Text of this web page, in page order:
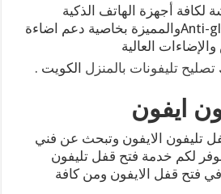
لكافة أجهزة الهاتف الذكية
والتابلت من نوع Anti-glareوالمميزة بخاصية دعم اضاءة
العالية
تصليح تليفونات بالمنزل الكويت .
ايفون
تليفون الايفون وتبحث عن فني
لكم خدمة فتح قفل تليفون
فتح قفل الايفون ومن كافة